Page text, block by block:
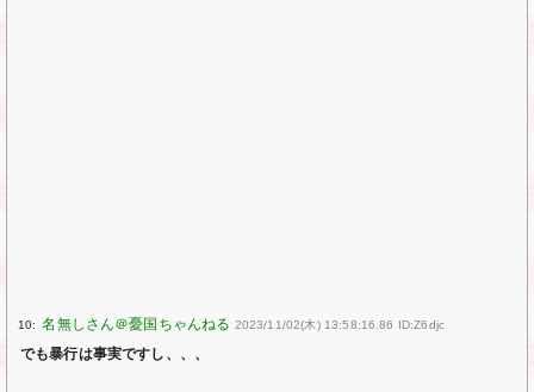
10: 2023/11/02(木) 13:58:16.86 ID:Z6djc
でも暴行は事実ですし、、、